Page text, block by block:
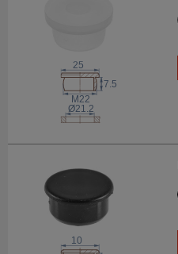
7.5
Ø21.2
25
M22
10